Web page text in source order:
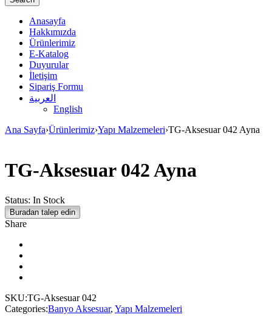
Anasayfa
Hakkımızda
Ürünlerimiz
E-Katalog
Duyurular
İletişim
Sipariş Formu
العربية
English
Ana Sayfa›Ürünlerimiz›Yapı Malzemeleri›TG-Aksesuar 042 Ayna
TG-Aksesuar 042 Ayna
Status: In Stock
Buradan talep edin
Share
SKU:TG-Aksesuar 042
Categories:Banyo Aksesuar, Yapı Malzemeleri